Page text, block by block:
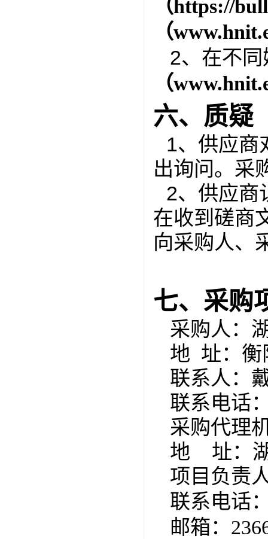
（https://
（
2、在不
（
六、质疑
1、供应商
出询问。采
2、供应商
在收到磋商
向采购人、
七、采购
采购人：
地 址：衡
联系人：
联系电话
采购代理
地 址：
项目负责
联系电话
邮箱：